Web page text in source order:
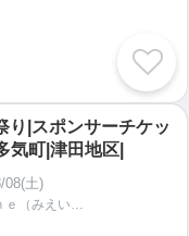
り|スポンサーチケッ
気町|津田地区|
08(土)
三重インフォ ｍａｒｃｈｅ（みえいんふぉまるしぇ）【三重県多気郡】